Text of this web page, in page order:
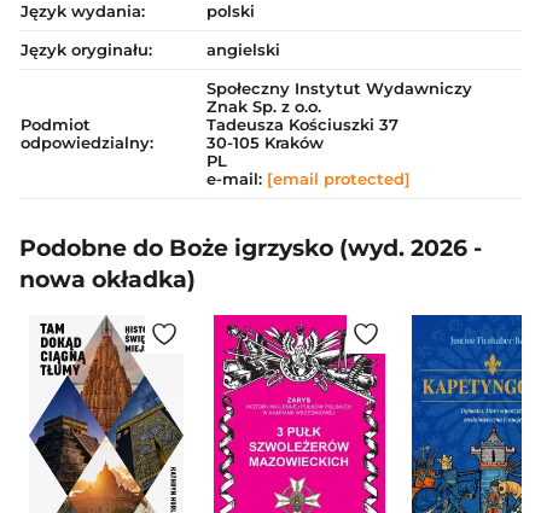
Język wydania:
polski
Język oryginału:
angielski
Podmiot
odpowiedzialny:
Społeczny Instytut Wydawniczy
Znak Sp. z o.o.
Tadeusza Kościuszki 37
30-105 Kraków
PL
e-mail: [email protected]
Podobne do Boże igrzysko (wyd. 2026 -
nowa okładka)